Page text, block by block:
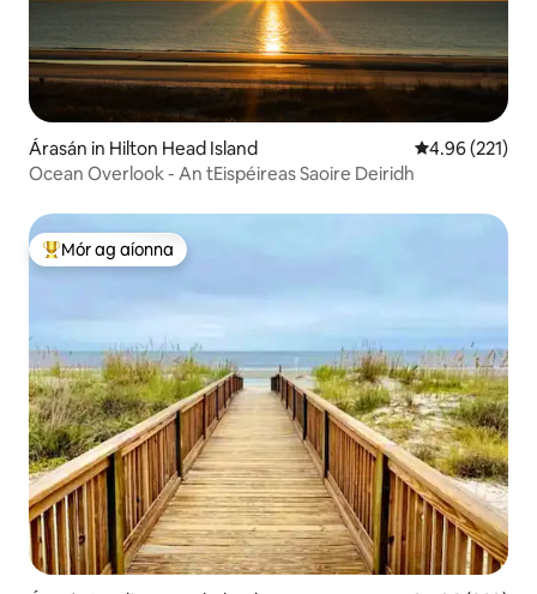
Árasán in Hilton Head Island Meánrátáil
4.96 (221)
Ocean Overlook - An tEispéireas Saoire Deiridh
An-mhór ag aíonna
Mór ag aíonna